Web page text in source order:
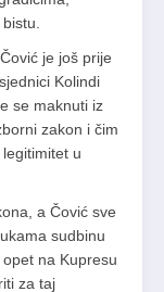
je još prije
Kolindi
se maknuti iz
zakon i čim
u
a Čović sve
sudbinu
na Kupresu
za taj